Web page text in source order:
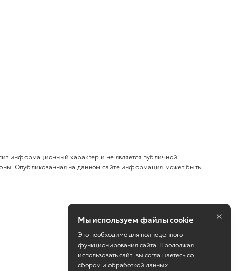
информационный характер и не является публичной
Опубликованная на данном сайте информация может быть
Работает на технологиях
Мы используем файлы cookie
Это необходимо для полноценного
функционирования сайта. Продолжая
использовать сайт, вы соглашаетесь со
сбором и обработкой данных.
×